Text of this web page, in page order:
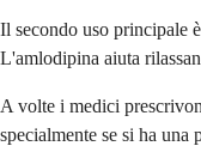
Il secondo uso principale
L'amlodipina aiuta
A volte i medici
specialmente se si ha una